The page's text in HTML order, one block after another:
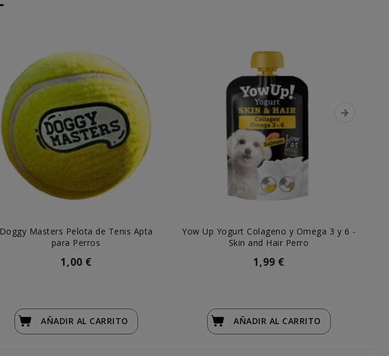
Doggy Masters Pelota de Tenis Apta
para Perros
1,00 €
AÑADIR AL CARRITO
Yow Up Yogurt Colageno y Omega 3 y 6 -
Skin and Hair Perro
1,99 €
AÑADIR AL CARRITO